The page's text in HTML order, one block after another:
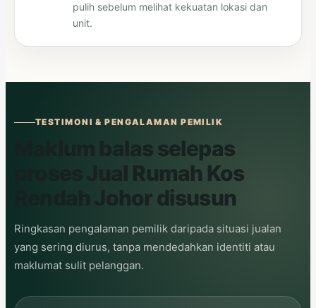
pulih sebelum melihat kekuatan lokasi dan
unit.
TESTIMONI & PENGALAMAN PEMILIK
Maklum balas selepas
proses Jual Rumah Kos
Rendah Johor disusun
Ringkasan pengalaman pemilik daripada situasi jualan
yang sering diurus, tanpa mendedahkan identiti atau
maklumat sulit pelanggan.